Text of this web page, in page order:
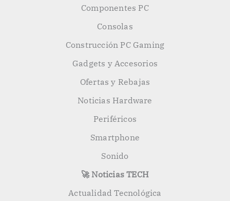
Componentes PC
Consolas
Construcción PC Gaming
Gadgets y Accesorios
Ofertas y Rebajas
Noticias Hardware
Periféricos
Smartphone
Sonido
🚀 Noticias TECH
Actualidad Tecnológica